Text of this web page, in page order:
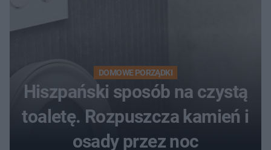
DOMOWE PORZĄDKI
Hiszpański sposób na czystą
toaletę. Rozpuszcza kamień i
osady przez noc